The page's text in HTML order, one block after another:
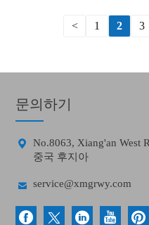
< 1 2 3
문의하기

No.8063, Xiang'an West
중국 후지아
 service@xmgrwy.com